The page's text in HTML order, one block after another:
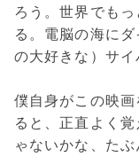
ろう。世界でも
る。電脳の海に
の大好きな）サイ
僕自身がこの映
ると、正直よく
ゃないかな、た